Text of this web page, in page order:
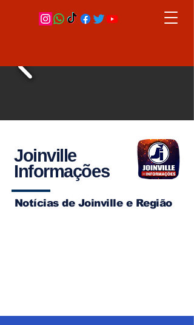
Joinville
Informações
Notícias de Joinville e Região